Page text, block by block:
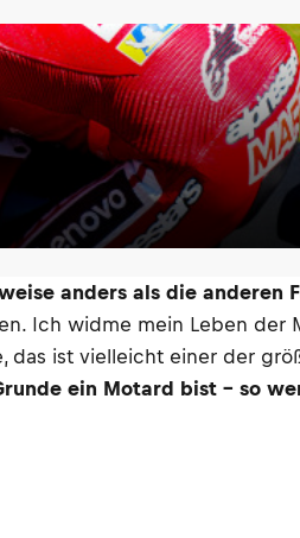
anders als die anderen
Ich widme mein Leben der
das ist vielleicht einer der
ein Motard bist – so